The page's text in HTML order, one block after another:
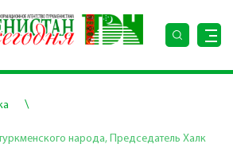
\
народа, Председатель Халк